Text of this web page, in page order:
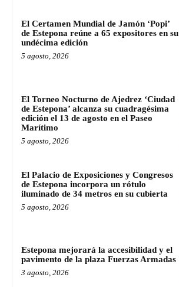
El Certamen Mundial de Jamón ‘Popi’
de Estepona reúne a 65 expositores en su
undécima edición
5 agosto, 2026
El Torneo Nocturno de Ajedrez ‘Ciudad
de Estepona’ alcanza su cuadragésima
edición el 13 de agosto en el Paseo
Marítimo
5 agosto, 2026
El Palacio de Exposiciones y Congresos
de Estepona incorpora un rótulo
iluminado de 34 metros en su cubierta
5 agosto, 2026
Estepona mejorará la accesibilidad y el
pavimento de la plaza Fuerzas Armadas
3 agosto, 2026